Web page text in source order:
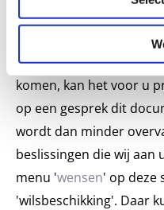
het draaiboek reeds
vereenvoudigd wordt.
zaken uit de
komen, kan het voor u
op een gesprek dit
wordt dan minder
beslissingen die wij aan
menu 'wensen' op deze
'wilsbeschikking'. Daar